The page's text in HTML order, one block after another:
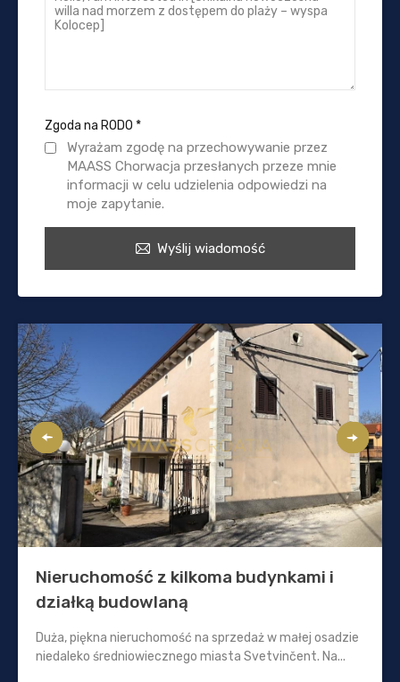
Zgoda na RODO *
Wyrażam zgodę na przechowywanie przez
MAASS Chorwacja przesłanych przeze mnie
informacji w celu udzielenia odpowiedzi na
moje zapytanie.
Wyślij wiadomość
Nieruchomość z kilkoma budynkami i
działką budowlaną
Duża, piękna nieruchomość na sprzedaż w małej osadzie
niedaleko średniowiecznego miasta Svetvinčent. Na...